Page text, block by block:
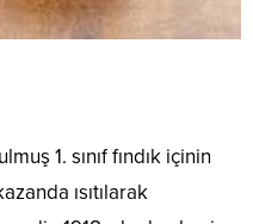
1. sınıf fındık içinin
ısıtılarak